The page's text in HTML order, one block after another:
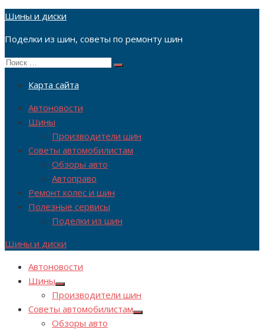
Перейти
содержимому
Шины и диски
Поделки из шин, советы по ремонту шин
Поиск
Поиск
Карта сайта
Автоновости
Шины
Производители шин
Советы автомобилистам
Обзоры авто
Автоправо
Ремонт колес и шин
Полезные сервисы
Поделки из шин
Шины и диски
Автоновости
Шины
Показывать
подменю
Производители шин
Советы автомобилистам
Показывать
Обзоры авто